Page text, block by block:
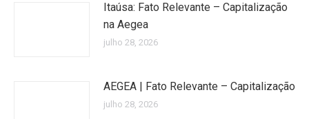
Itaúsa: Fato Relevante – Capitalização
na Aegea
julho 28, 2026
AEGEA | Fato Relevante – Capitalização
julho 28, 2026